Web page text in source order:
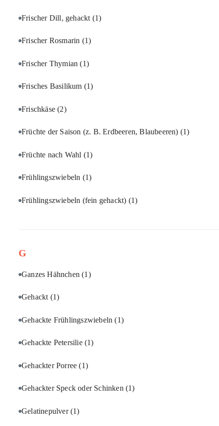
Frischer Dill, gehackt (1)
Frischer Rosmarin (1)
Frischer Thymian(1)
Frisches Basilikum (1)
Frischkäse(2)
Früchte der Saison (z. B. Erdbeeren, Blaubeeren) (1)
Früchte nach Wahl (1)
Frühlingszwiebeln (1)
Frühlingszwiebeln (fein gehackt) (1)
G
Ganzes Hähnchen(1)
Gehackt (1)
Gehackte Frühlingszwiebeln(1)
Gehackte Petersilie (1)
Gehackter Porree(1)
Gehackter Speck oder Schinken (1)
Gelatinepulver(1)